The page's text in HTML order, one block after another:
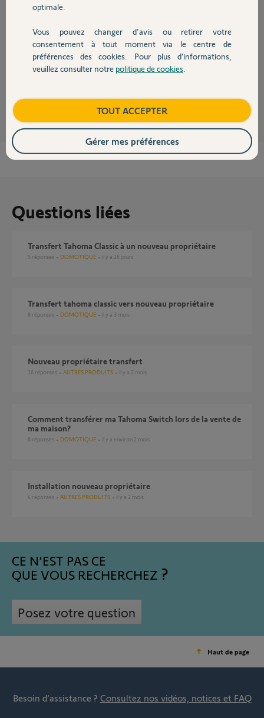
Devis avec un pro
Contact
J'ai bien pris note.
Le nouveau propriétaire n'aura qu'a le reactiver sur l'application Tahoma
By somfy le jour J
Bonne journée
Questions liées
Transfert Tahoma Classic à un nouveau propriétaire
5 réponses DOMOTIQUE il y a 26 jours
transfert tahoma classic vers nouveau propriétaire
8 réponses DOMOTIQUE il y a 3 mois
Nouveau propriétaire transfert
16 réponses AUTRES PRODUITS il y a 2 mois
comment transférer ma Tahoma Switch lors de la vente de
ma maison?
6 réponses DOMOTIQUE il y a environ 2 mois
Installation nouveau propriétaire
4 réponses AUTRES PRODUITS il y a 2 mois
CE N'EST PAS CE
QUE VOUS RECHERCHEZ
Posez votre question
Haut de page
Besoin d’assistance ? Consultez nos vidéos, notices et FAQ
optimale.
Vous pouvez changer d'avis ou retirer votre
consentement à tout moment via le centre de
préférences des cookies. Pour plus d’informations,
veuillez consulter notre politique de cookies
TOUT ACCEPTER
Gérer mes préférences